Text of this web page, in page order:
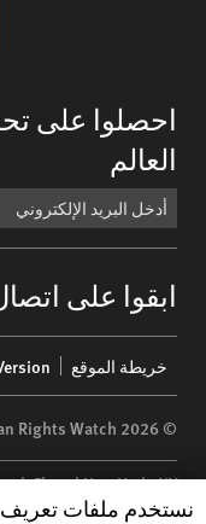
احصلوا على
العالم
ابقوا على
menu
خريطة الموقع
© 2026 Human Rights Watch
Floor | New York,NY
USA|t 1.212.290.4700
cookie preferences
نستخدم ملفات تعريف